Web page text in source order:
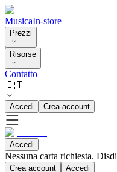
MusicaIn-store
Prezzi
Risorse
Contatto
🇮🇹
Accedi Crea account
Accedi
Nessuna carta richiesta.
Crea account Accedi